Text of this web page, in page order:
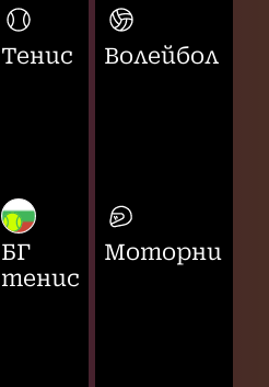
Тенис
БГ
тенис
Волейбол
Моторни